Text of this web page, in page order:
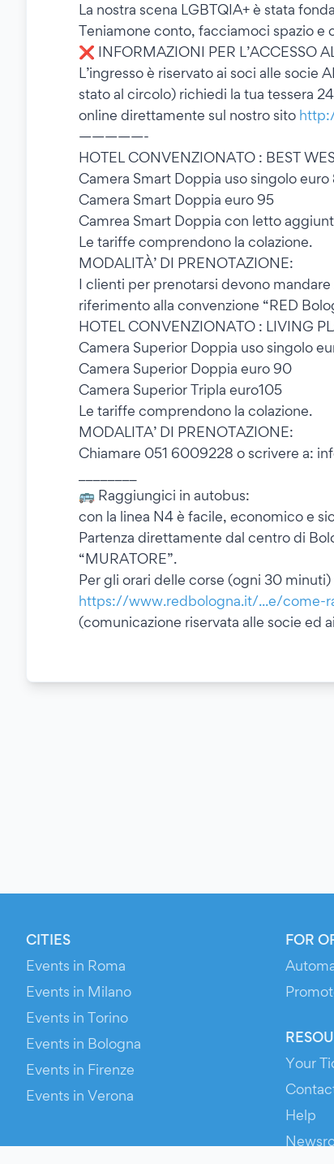
La nostra scena LGBTQIA+ è stata
Teniamone conto, facciamoci spazio e
❌ INFORMAZIONI PER L’ACCESSO
L’ingresso è riservato ai soci alle socie
stato al circolo) richiedi la tua tessera
online direttamente sul nostro sito
—————-
HOTEL CONVENZIONATO : BEST
Camera Smart Doppia uso singolo
Camera Smart Doppia euro 95
Camrea Smart Doppia con letto
Le tariffe comprendono la colazione.
MODALITÀ’ DI PRENOTAZIONE:
I clienti per prenotarsi devono
riferimento alla convenzione “RED
HOTEL CONVENZIONATO : LIVING
Camera Superior Doppia uso singolo
Camera Superior Doppia euro 90
Camera Superior Tripla euro105
Le tariffe comprendono la colazione.
MODALITA’ DI PRENOTAZIONE:
Chiamare 051 6009228 o scrivere a:
🚌 Raggiungici in autobus:
con la linea N4 è facile, economico e
Partenza direttamente dal centro di
“MURATORE”.
Per gli orari delle corse (ogni 30
https://www.redbologna.it/...e/come-
(comunicazione riservata alle socie ed
CITIES
Events in Roma
Events in Milano
Events in Torino
Events in Bologna
Events in Firenze
Events in Verona
FOR
Your
Help